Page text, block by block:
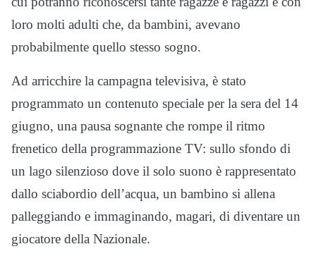
loro molti adulti che, da bambini, avevano
probabilmente quello stesso sogno.
Ad arricchire la campagna televisiva, è stato
programmato un contenuto speciale per la sera del 14
giugno, una pausa sognante che rompe il ritmo
frenetico della programmazione TV: sullo sfondo di
un lago silenzioso dove il solo suono è rappresentato
dallo sciabordio dell’acqua, un bambino si allena
palleggiando e immaginando, magari, di diventare un
giocatore della Nazionale.